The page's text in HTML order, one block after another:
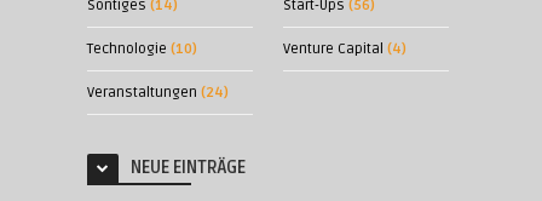
Sontiges (14) Start-Ups (56)
Technologie (10) Venture Capital (4)
Veranstaltungen (24)
NEUE EINTRÄGE